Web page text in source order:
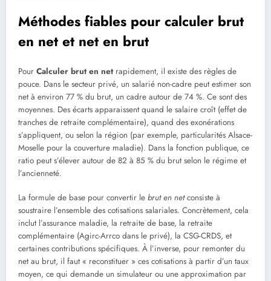
Méthodes fiables pour calculer brut
en net et net en brut
Pour Calculer brut en netrapidement, il existe des règles de
pouce. Dans le secteur privé, un salarié non-cadre peut estimer son
net à environ 77 % du brut, un cadre autour de 74 %. Ce sont des
moyennes. Des écarts apparaissent quand le salaire croît (effet de
tranches de retraite complémentaire), quand des exonérations
s’appliquent, ou selon la région (par exemple, particularités Alsace-
Moselle pour la couverture maladie). Dans la fonction publique, ce
ratio peut s’élever autour de 82 à 85 % du brut selon le régime et
l’ancienneté.
La formule de base pour convertir le brut en netconsiste à
soustraire l’ensemble des cotisations salariales. Concrètement, cela
inclut l’assurance maladie, la retraite de base, la retraite
complémentaire (Agirc-Arrco dans le privé), la CSG-CRDS, et
certaines contributions spécifiques. À l’inverse, pour remonter du
net au brut, il faut « reconstituer » ces cotisations à partir d’un taux
moyen, ce qui demande un simulateur ou une approximation par